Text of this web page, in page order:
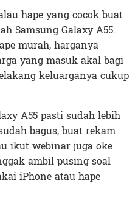
hape yang cocok buat
Samsung Galaxy A55.
murah, harganya
yang masuk akal bagi
keluarganya cukup
A55 pasti sudah lebih
bagus, buat rekam
ikut webinar juga oke
ambil pusing soal
iPhone atau hape